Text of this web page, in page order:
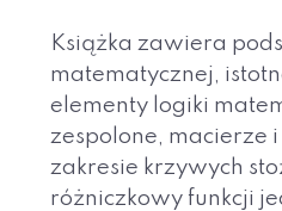
Książka zawiera
matematycznej,
elementy logiki
zespolone, macierze
zakresie krzywych
różniczkowy funkcji